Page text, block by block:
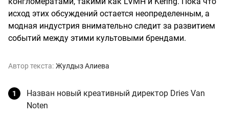
исход этих обсуждений остается неопределенным, а
модная индустрия внимательно следит за развитием
событий между этими культовыми брендами.
Автор текста: Жулдыз Алиева
Назван новый креативный директор Dries Van
Noten